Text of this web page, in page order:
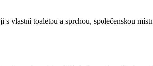
vlastní toaletou a sprchou, společenskou